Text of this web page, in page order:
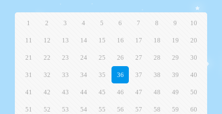
1 2 3 4 5 6 7 8 9 10
11 12 13 14 15 16 17 18 19 20
21 22 23 24 25 26 27 28 29 30
31 32 33 34 35 36 37 38 39 40
41 42 43 44 45 46 47 48 49 50
51 52 53 54 55 56 57 58 59 60